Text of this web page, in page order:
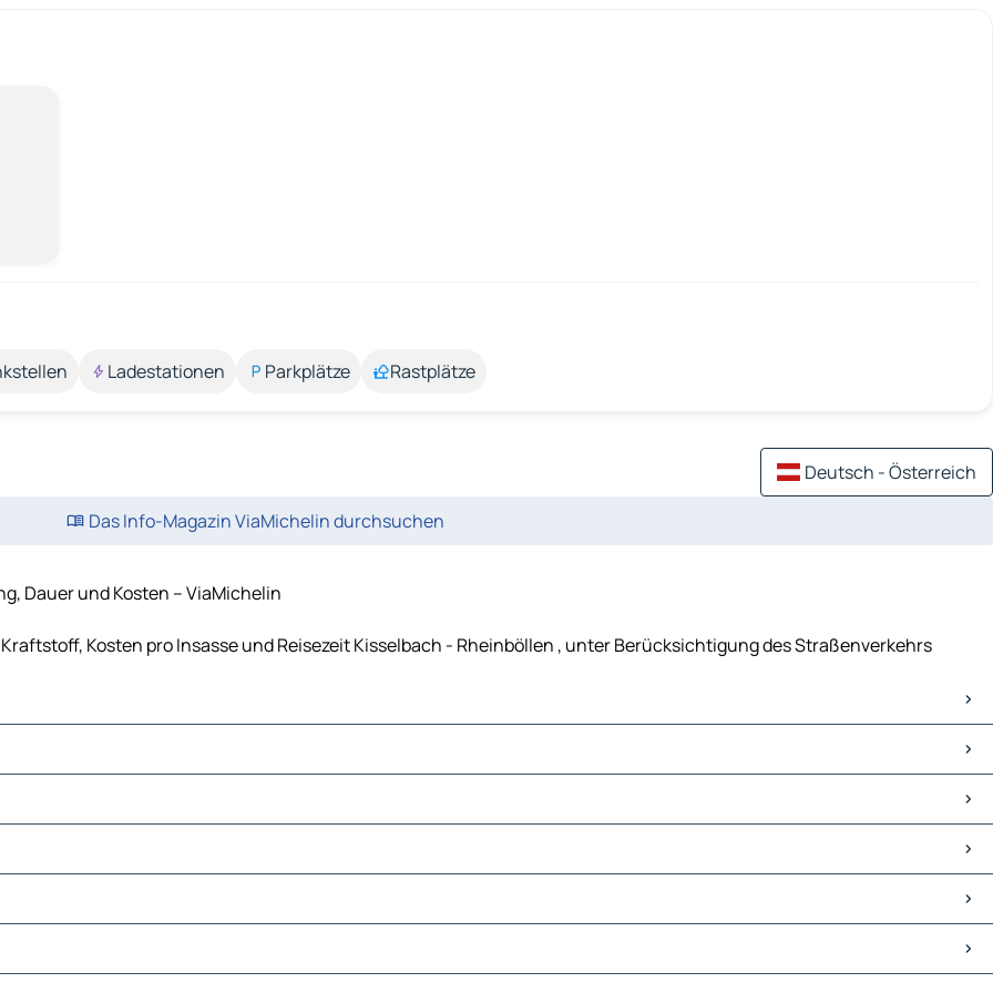
Ladestationen Parkplätze Rastplätze
Deutsch - Österreich
Das Info-Magazin ViaMichelin durchsuchen
Dauer und Kosten – ViaMichelin
Kosten pro Insasse und Reisezeit Kisselbach - Rheinböllen , unter Berücksichtigung des Straßenverkehrs